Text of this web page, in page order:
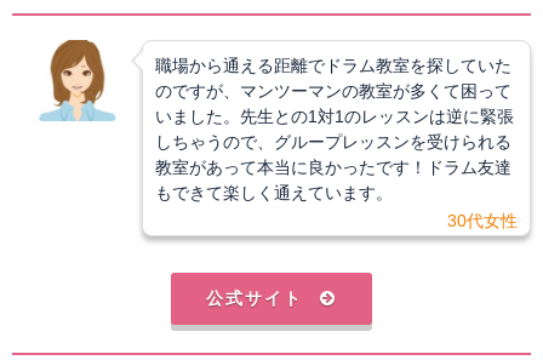
職場から通える距離でドラム教室を探していた
のですが、マンツーマンの教室が多くて困って
いました。先生との1対1のレッスンは逆に緊張
しちゃうので、グループレッスンを受けられる
教室があって本当に良かったです！ドラム友達
もできて楽しく通えています。
30代女性
公式サイト